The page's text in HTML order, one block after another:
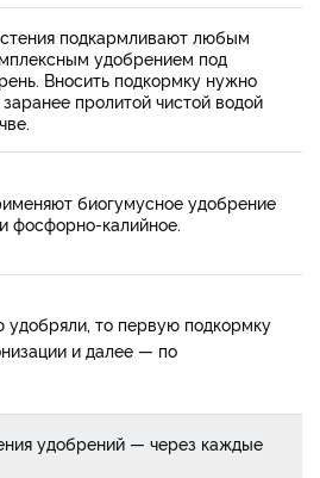
подкармливают любым
удобрением под
Вносить подкормку нужно
заранее пролитой чистой водой
биогумусное удобрение
фосфорно-калийное.
удобряли, то первую подкормку
и далее — по
удобрений — через каждые